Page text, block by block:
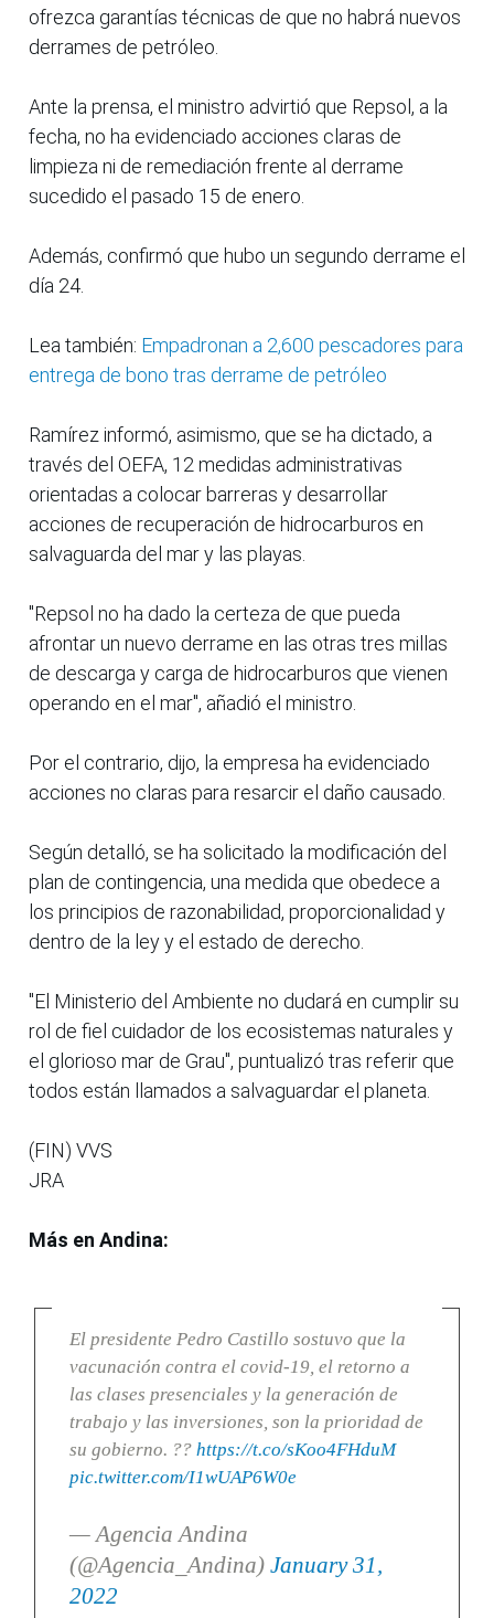
ofrezca garantías técnicas de que no habrá nuevos
derrames de petróleo.
Ante la prensa, el ministro advirtió que Repsol, a la
fecha, no ha evidenciado acciones claras de
limpieza ni de remediación frente al derrame
sucedido el pasado 15 de enero.
Además, confirmó que hubo un segundo derrame el
día 24.
Lea también: Empadronan a 2,600 pescadores para
entrega de bono tras derrame de petróleo
Ramírez informó, asimismo, que se ha dictado, a
través del OEFA, 12 medidas administrativas
orientadas a colocar barreras y desarrollar
acciones de recuperación de hidrocarburos en
salvaguarda del mar y las playas.
"Repsol no ha dado la certeza de que pueda
afrontar un nuevo derrame en las otras tres millas
de descarga y carga de hidrocarburos que vienen
operando en el mar", añadió el ministro.
Por el contrario, dijo, la empresa ha evidenciado
acciones no claras para resarcir el daño causado.
Según detalló, se ha solicitado la modificación del
plan de contingencia, una medida que obedece a
los principios de razonabilidad, proporcionalidad y
dentro de la ley y el estado de derecho.
"El Ministerio del Ambiente no dudará en cumplir su
rol de fiel cuidador de los ecosistemas naturales y
el glorioso mar de Grau", puntualizó tras referir que
todos están llamados a salvaguardar el planeta.
(FIN) VVS
JRA
Más en Andina:
El presidente Pedro Castillo sostuvo que la
vacunación contra el covid-19, el retorno a
las clases presenciales y la generación de
trabajo y las inversiones, son la prioridad de
su gobierno. ?? https://t.co/sKoo4FHduM
pic.twitter.com/I1wUAP6W0e
— Agencia Andina
(@Agencia_Andina) January 31,
2022